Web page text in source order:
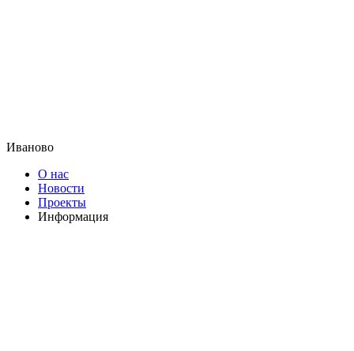
Иваново
О нас
Новости
Проекты
Информация